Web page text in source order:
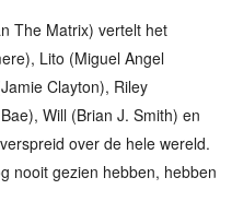
The Matrix) vertelt het
Lito (Miguel Angel
Clayton), Riley
Will (Brian J. Smith) en
over de hele wereld.
nooit gezien hebben, hebben